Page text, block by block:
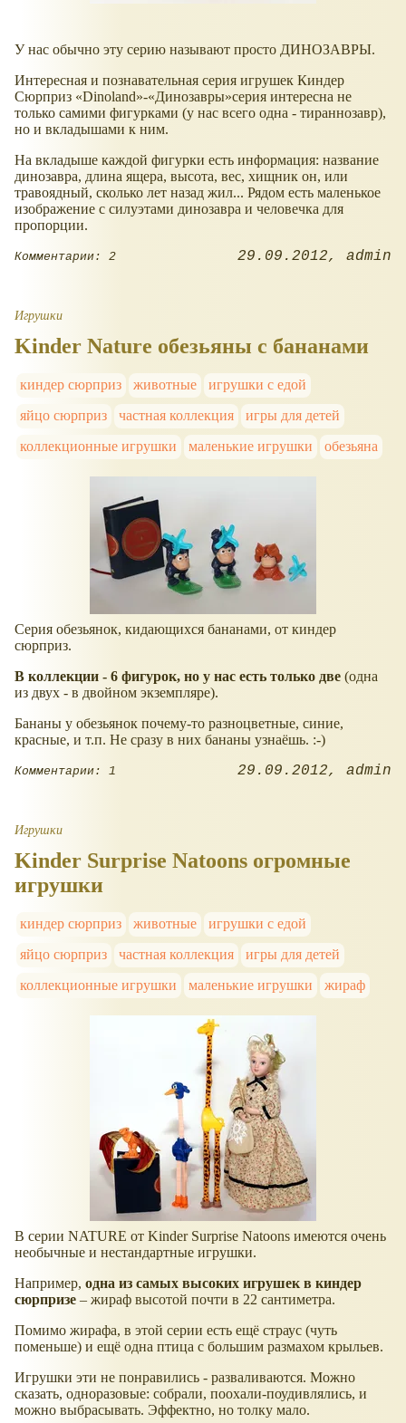
У нас обычно эту серию называют просто ДИНОЗАВРЫ.
Интересная и познавательная серия игрушек Киндер
Сюрприз
Dinoland - Динозавры серия интересна не
только самими фигурками (у нас всего одна - тираннозавр),
но и вкладышами к ним.
На вкладыше каждой фигурки есть информация: название
динозавра, длина ящера, высота, вес, хищник он, или
травоядный, сколько лет назад жил... Рядом есть маленькое
изображение с силуэтами динозавра и человечка для
пропорции.
Комментарии: 2 29.09.2012 admin
Игрушки
Kinder Nature обезьяны с бананами
киндер сюрприз животные
игрушки с едой
яйцо сюрприз
частная коллекция
игры для детей
коллекционные игрушки
маленькие игрушки обезьяна
Серия обезьянок, кидающихся бананами, от киндер
сюрприз.
В коллекции - 6 фигурок, но у нас есть только две (одна
из двух - в двойном экземпляре).
Бананы у обезьянок почему-то разноцветные, синие,
красные, и т.п. Не сразу в них бананы узнаёшь. :-)
Комментарии: 1 29.09.2012 admin
Игрушки
Kinder Surprise Natoons огромные
игрушки
киндер сюрприз животные
игрушки с едой
яйцо сюрприз
частная коллекция
игры для детей
коллекционные игрушки
маленькие игрушки жираф
В серии NATURE от Kinder Surprise Natoons имеются очень
необычные и нестандартные игрушки.
Например, одна из самых высоких игрушек в киндер
сюрпризе – жираф высотой почти в 22 сантиметра.
Помимо жирафа, в этой серии есть ещё страус (чуть
поменьше) и ещё одна птица с большим размахом крыльев.
Игрушки эти не понравились - разваливаются. Можно
сказать, одноразовые: собрали, поохали-поудивлялись, и
можно выбрасывать. Эффектно, но толку мало.